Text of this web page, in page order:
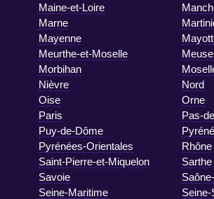
Maine-et-Loire
Marne
Mayenne
Meurthe-et-Moselle
Meuse
Morbihan
Nièvre
Nord
Oise
Orne
Paris
Pas-
Puy-de-Dôme
Pyrénées-Orientales
Rhône
Saint-Pierre-et-Miquelon
Sarthe
Savoie
Seine-Maritime